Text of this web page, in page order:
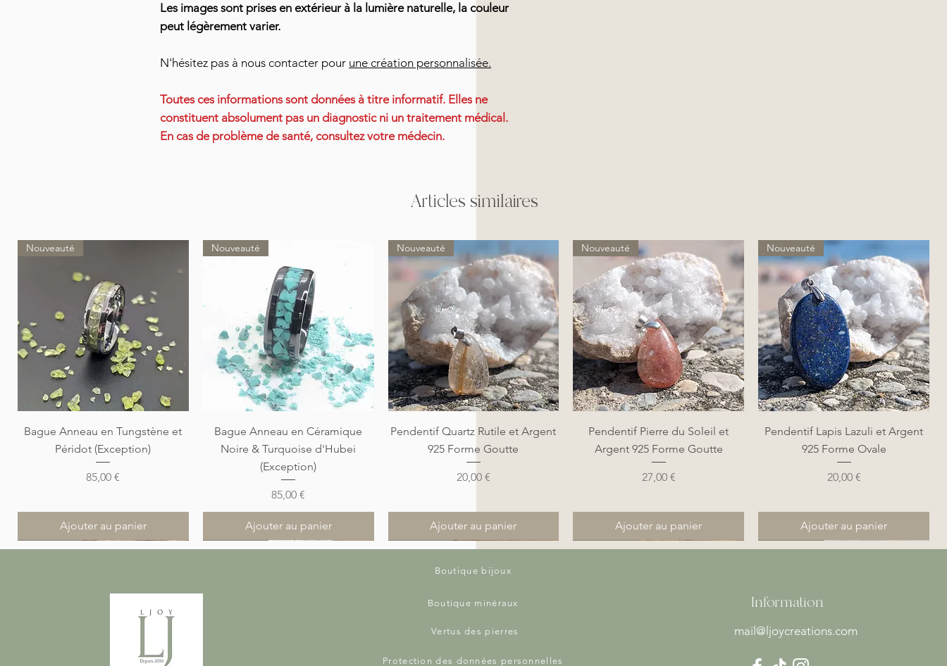
Les images sont prises en extérieur à la lumière naturelle, la couleur
peut légèrement varier.
N'hésitez pas à nous contacter pour une création personnalisée.
Toutes ces informations sont données à titre informatif. Elles ne
constituent absolument pas un diagnostic ni un traitement médical.
En cas de problème de santé, consultez votre médecin.
Articles similaires
Aperçu rapide
Nouveauté
Bague Anneau en Tungstène et
Péridot (Exception)
Prix
85,00 €
Ajouter au panier
Aperçu rapide
Nouveauté
Bague Anneau en Céramique
Noire & Turquoise d'Hubei
(Exception)
Prix
85,00 €
Ajouter au panier
Aperçu rapide
Nouveauté
Pendentif Quartz Rutile et Argent
925 Forme Goutte
Prix
20,00 €
Ajouter au panier
Aperçu rapide
Nouveauté
Pendentif Pierre du Soleil et
Argent 925 Forme Goutte
Prix
27,00 €
Ajouter au panier
Aperçu rapide
Nouveauté
Pendentif Lapis Lazuli et Argent
925 Forme Ovale
Prix
20,00 €
Ajouter au panier
Nouveauté Nouveauté Nouveauté Nouveauté Nouveauté
Nouveauté Nouveauté Nouveauté Nouveauté Nouveauté
Nouveauté
Boutique bijoux
Boutique minéraux
Vertus des pierres
Protection des données personnelles
Information
mail@ljoycreations.com